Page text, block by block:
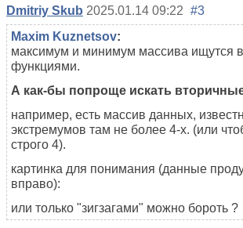
Dmitriy Skub 2025.01.14 09:22 #3
Maxim Kuznetsov:
максимум и минимум массива ищутся
функциями.
А как-бы попроще искать
например, есть массив данных,
экстремумов там не более 4-х. (или
строго 4).
картинка для понимания (данные
вправо):
или только "зигзагами" можно бороть ?